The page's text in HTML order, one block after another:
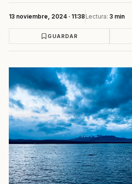
13 noviembre, 2024 · 11:38 Lectura: 3 min
GUARDAR